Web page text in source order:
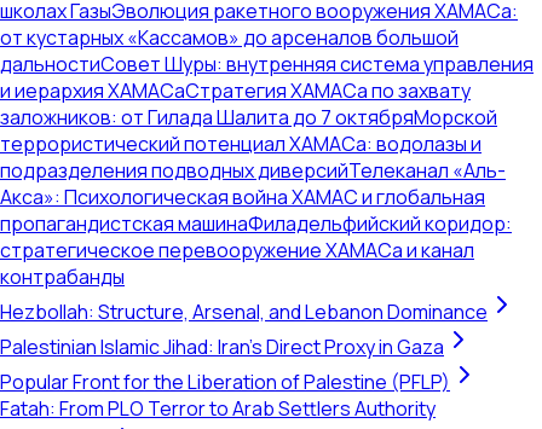
школах ГазыЭволюция ракетного вооружения ХАМАСа:
от кустарных «Кассамов» до арсеналов большой
дальностиСовет Шуры: внутренняя система управления
и иерархия ХАМАСаСтратегия ХАМАСа по захвату
заложников: от Гилада Шалита до 7 октябряМорской
террористический потенциал ХАМАСа: водолазы и
подразделения подводных диверсийТелеканал «Аль-
Акса»: Психологическая война ХАМАС и глобальная
пропагандистская машинаФиладельфийский коридор:
стратегическое перевооружение ХАМАСа и канал
контрабанды
Hezbollah: Structure, Arsenal, and Lebanon Dominance
Palestinian Islamic Jihad: Iran's Direct Proxy in Gaza
Popular Front for the Liberation of Palestine (PFLP)
Fatah: From PLO Terror to Arab Settlers Authority